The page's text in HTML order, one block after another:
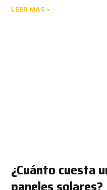
LEER MÁS >
¿Cuánto cuesta